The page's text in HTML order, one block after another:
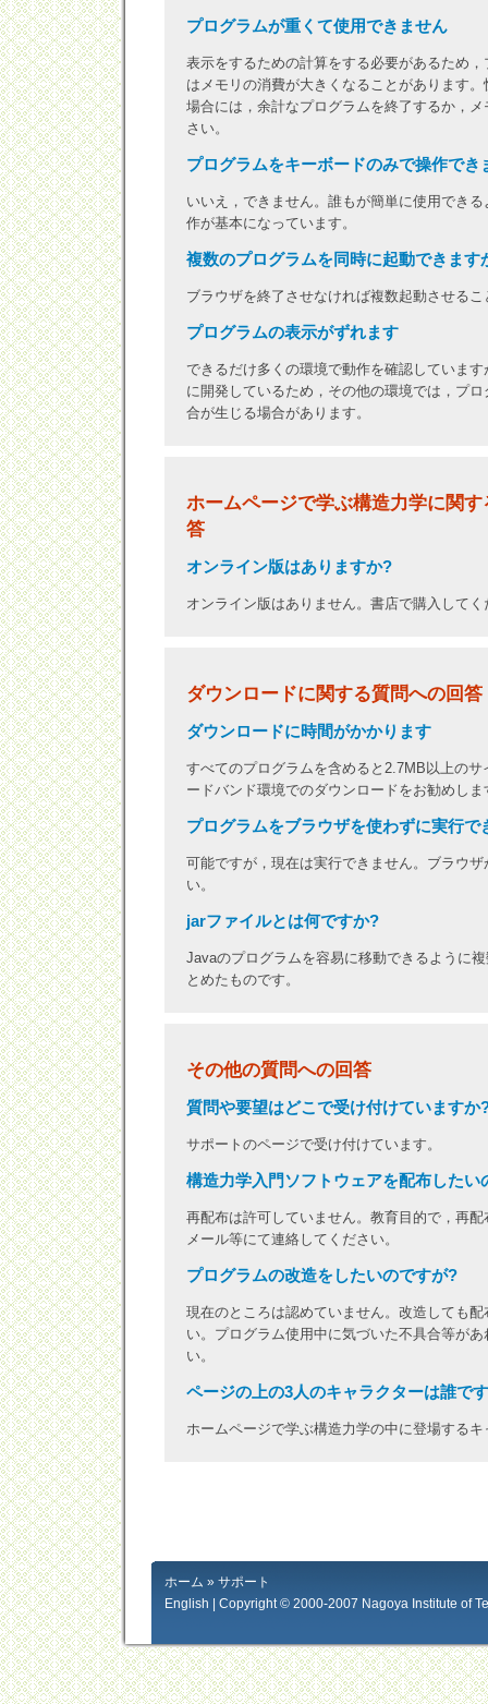
プログラムが重くて使用できません
表示をするための計算をする必要があるため
はメモリの消費が大きくなることがあります
場合には，余計なプログラムを終了するか，
さい。
プログラムをキーボードのみで操作でき
いいえ，できません。誰もが簡単に使用でき
作が基本になっています。
複数のプログラムを同時に起動できます
ブラウザを終了させなければ複数起動させる
プログラムの表示がずれます
できるだけ多くの環境で動作を確認していま
に開発しているため，その他の環境では，プ
合が生じる場合があります。
ホームページで学ぶ構造力学に関
答
オンライン版はありますか?
オンライン版はありません。書店で購入してく
ダウンロードに関する質問への回答
ダウンロードに時間がかかります
すべてのプログラムを含めると2.7MB以上のサ
ードバンド環境でのダウンロードをお勧めしま
プログラムをブラウザを使わずに実行で
可能ですが，現在は実行できません。ブラウ
い。
jarファイルとは何ですか?
Javaのプログラムを容易に移動できるように
とめたものです。
その他の質問への回答
質問や要望はどこで受け付けていますか
サポートのページで受け付けています。
構造力学入門ソフトウェアを配布したい
再配布は許可していません。教育目的で，再
メール等にて連絡してください。
プログラムの改造をしたいのですが?
現在のところは認めていません。改造しても
い。プログラム使用中に気づいた不具合等が
い。
ページの上の3人のキャラクターは誰で
ホームページで学ぶ構造力学の中に登場する
ホーム » サポート
English | Copyright © 2000-2007 Nagoya Institute of